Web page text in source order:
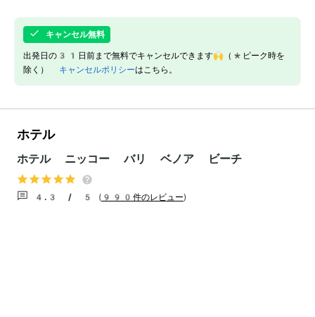
キャンセル無料
出発日の31日前まで無料でキャンセルできます🙌（*ピーク時を
除く） キャンセルポリシーはこちら。
ホテル
ホテル ニッコー バリ ベノア ビーチ
4.3 / 5 ( 990件のレビュー)